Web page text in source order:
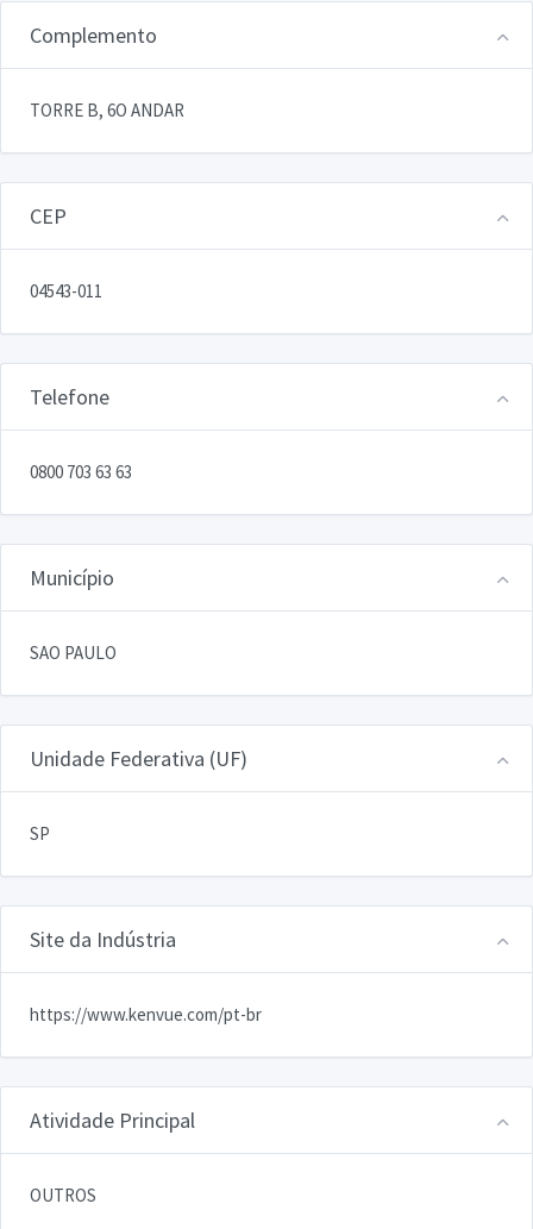
Complemento
TORRE B, 6O ANDAR
CEP
04543-011
Telefone
0800 703 63 63
Município
SAO PAULO
Unidade Federativa (UF)
SP
Site da Indústria
https://www.kenvue.com/pt-br
Atividade Principal
OUTROS